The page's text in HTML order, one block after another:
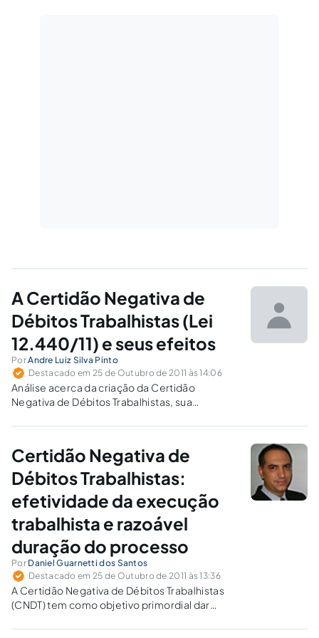
A Certidão Negativa de
Débitos Trabalhistas (Lei
12.440/11) e seus efeitos
PorAndre Luiz Silva Pinto
Destacado em 25 de Outubro de 2011 às 14:06
Análise acerca da criação da Certidão
Negativa de Débitos Trabalhistas, sua
licitatório, debate sobre os enfoques do
e proporcionalidade e ações judiciais que têm
o intuito de afastar sua exigência ou, pelo
menos, a negativa de expedição por motivos
extra legais.
Certidão Negativa de
Débitos Trabalhistas:
efetividade da execução
trabalhista e razoável
duração do processo
Por Daniel Guarnetti dos Santos
Destacado em 25 de Outubro de 2011 às 13:36
A Certidão Negativa de Débitos Trabalhistas
(CNDT) tem como objetivo primordial dar
benefício do trabalhador, e de forma reflexa a